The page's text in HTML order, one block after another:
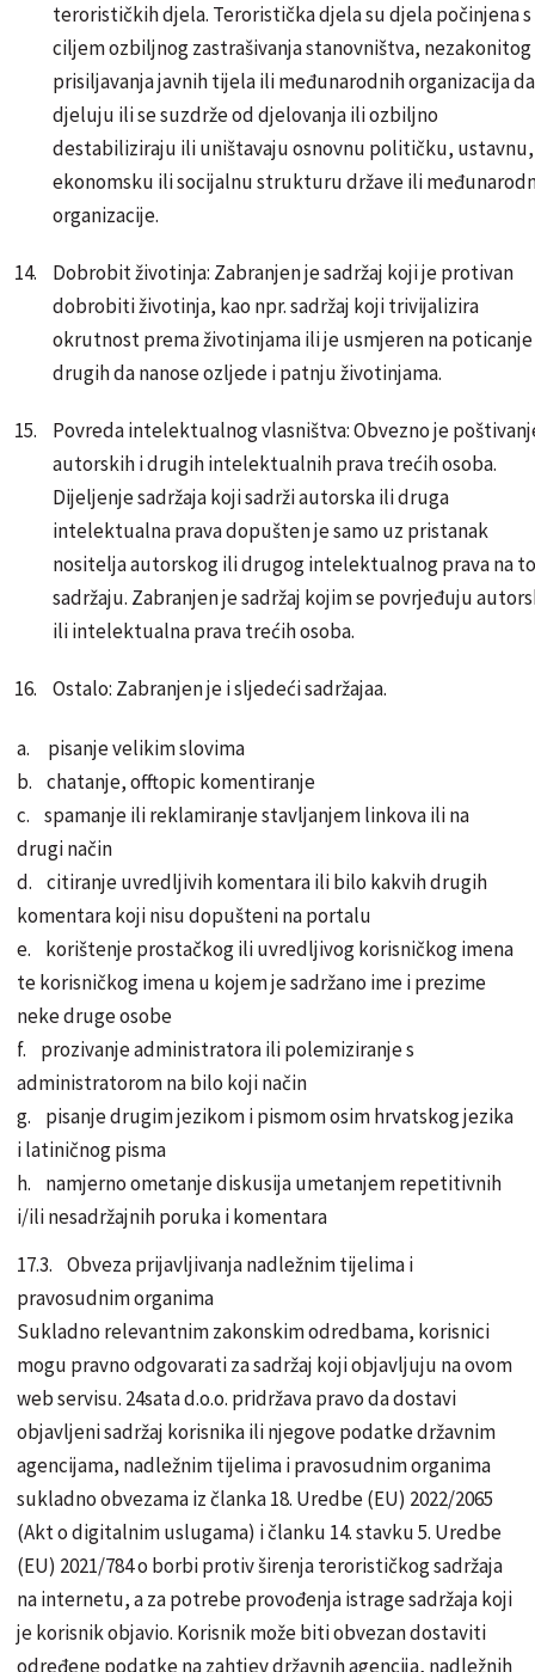
terorističkih djela. Teroristička djela su djela počinjena s
ciljem ozbiljnog zastrašivanja stanovništva, nezakonitog
prisiljavanja javnih tijela ili međunarodnih organizacija da
djeluju ili se suzdrže od djelovanja ili ozbiljno
destabiliziraju ili uništavaju osnovnu političku, ustavnu,
ekonomsku ili socijalnu strukturu države ili
organizacije.
Dobrobit životinja: Zabranjen je sadržaj koji je protivan
dobrobiti životinja, kao npr. sadržaj koji trivijalizira
okrutnost prema životinjama ili je usmjeren na poticanje
drugih da nanose ozljede i patnju životinjama.
Povreda intelektualnog vlasništva: Obvezno je
autorskih i drugih intelektualnih prava trećih osoba.
Dijeljenje sadržaja koji sadrži autorska ili druga
intelektualna prava dopušten je samo uz pristanak
nositelja autorskog ili drugog intelektualnog prava na
sadržaju. Zabranjen je sadržaj kojim se povrjeđuju
ili intelektualna prava trećih osoba.
Ostalo: Zabranjen je i sljedeći sadržajaa.
a. pisanje velikim slovima
b. chatanje, offtopic komentiranje
c. spamanje ili reklamiranje stavljanjem linkova ili na
drugi način
d. citiranje uvredljivih komentara ili bilo kakvih drugih
komentara koji nisu dopušteni na portalu
e. korištenje prostačkog ili uvredljivog korisničkog imena
te korisničkog imena u kojem je sadržano ime i prezime
neke druge osobe
f. prozivanje administratora ili polemiziranje s
administratorom na bilo koji način
g. pisanje drugim jezikom i pismom osim hrvatskog jezika
i latiničnog pisma
h. namjerno ometanje diskusija umetanjem repetitivnih
i/ili nesadržajnih poruka i komentara
17.3. Obveza prijavljivanja nadležnim tijelima i
pravosudnim organima
Sukladno relevantnim zakonskim odredbama, korisnici
mogu pravno odgovarati za sadržaj koji objavljuju na ovom
web servisu. 24sata d.o.o. pridržava pravo da dostavi
objavljeni sadržaj korisnika ili njegove podatke državnim
agencijama, nadležnim tijelima i pravosudnim organima
sukladno obvezama iz članka 18. Uredbe (EU) 2022/2065
(Akt o digitalnim uslugama) i članku 14. stavku 5. Uredbe
(EU) 2021/784 o borbi protiv širenja terorističkog sadržaja
na internetu, a za potrebe provođenja istrage sadržaja koji
je korisnik objavio. Korisnik može biti obvezan dostaviti
određene podatke na zahtjev državnih agencija, nadležnih